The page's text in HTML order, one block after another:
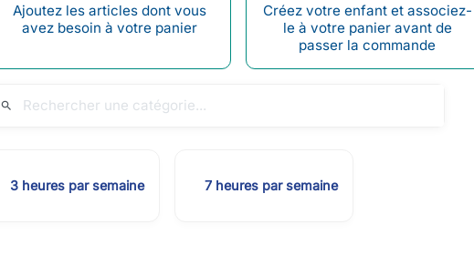
Ajoutez les articles dont vous
avez besoin à votre panier
Créez votre enfant et associez-
le à votre panier avant de
passer la commande
search
3 heures par semaine 7 heures par semaine